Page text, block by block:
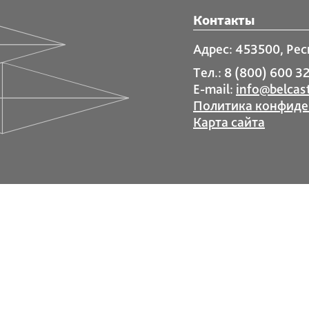
Контакты
Адрес: 453500,
Тел.: 8 (800) 600
E-mail:
Политика
Карта сайта